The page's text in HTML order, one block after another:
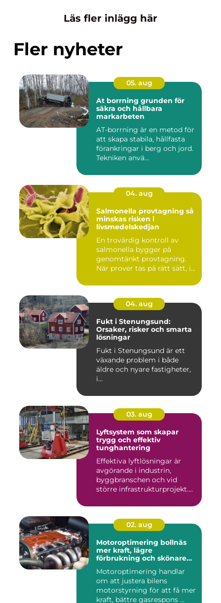
Läs fler inlägg här
Fler nyheter
05. aug
At borrning grunden för
säkra och hållbara
markarbeten
AT-borrning är en metod för
att skapa stabila, hållfasta
förankringar i berg och jord.
Tekniken anvä...
04. aug
Salmonella provtagning så
minskas risken i
livsmedelskedjan
En trovärdig kontroll av
salmonella bygger på
genomtänkt provtagning.
När prover tas på rätt sätt, i...
04. aug
Fukt i Stenungsund:
Orsaker, risker och smarta
lösningar
Fukt i Stenungsund är ett
växande problem i både
äldre och nyare fastigheter,
i...
03. aug
Lyftsystem som skapar
trygg och effektiv
tunghantering
Effektiva lyftlösningar är
avgörande i industrin,
byggbranschen och vid
större infrastrukturprojekt....
02. aug
Motoroptimering bollnäs
mer kraft, lägre
förbrukning och skönare
Motoroptimering handlar
om att justera bilens
motorstyrning för att få mer
kraft, bättre gasrespons ...